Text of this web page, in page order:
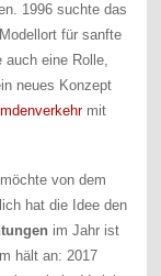
1996 suchte das
für sanfte
auch eine Rolle,
neues Konzept
mit
von dem
hat die Idee den
im Jahr ist
hält an: 2017